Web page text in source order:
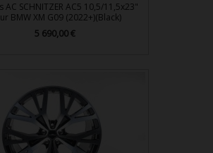
AC SCHNITZER AC5 10,5/11,5x23"
BMW XM G09 (2022+)(Black)
Prix
5 690,00 €